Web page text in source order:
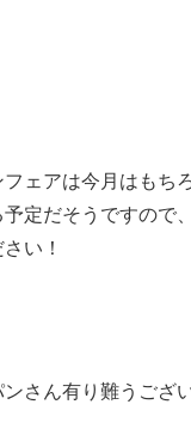
ェアは今月はもち
定だそうですので
い！
さん有り難うござ